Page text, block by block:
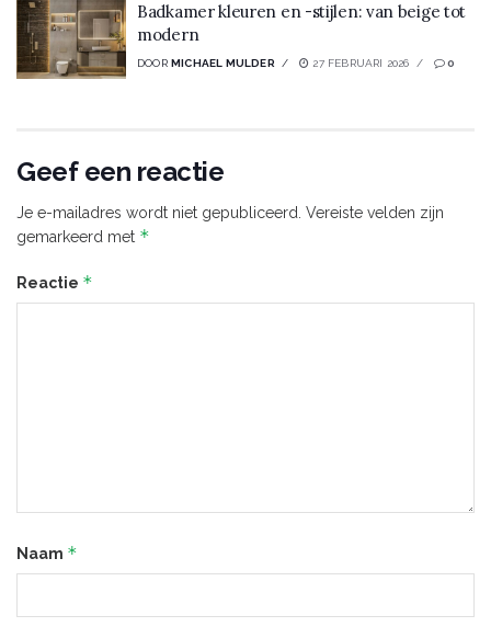
Badkamer kleuren en -stijlen: van beige tot
modern
DOOR MICHAEL MULDER 27 FEBRUARI 2026 0
Geef een reactie
Je e-mailadres wordt niet gepubliceerd. Vereiste velden zijn
gemarkeerd met *
Reactie *
Naam *